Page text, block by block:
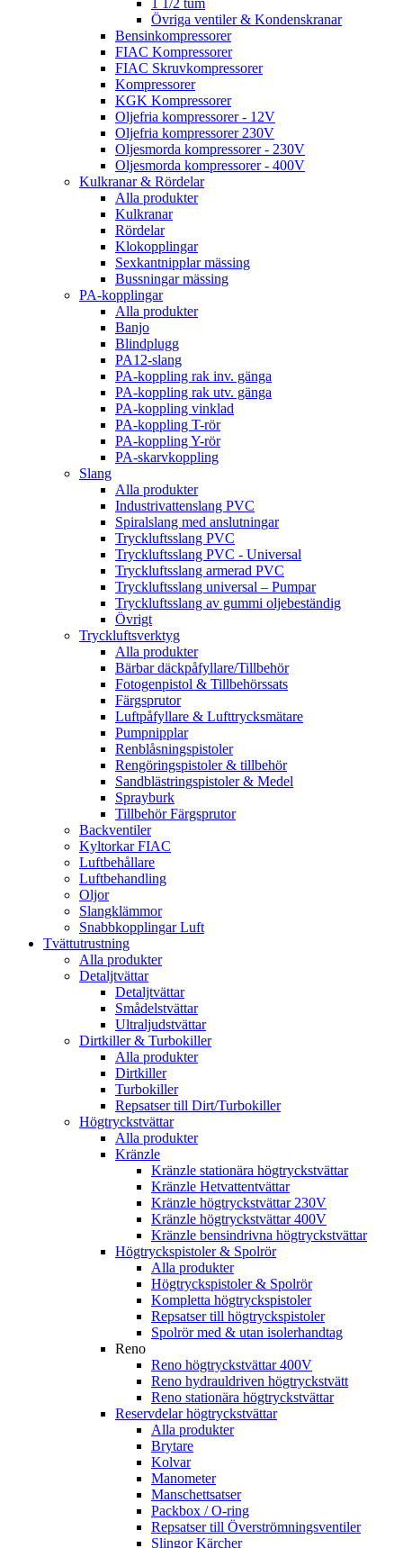
1 1/2 tum
Övriga ventiler & Kondenskranar
Bensinkompressorer
FIAC Kompressorer
FIAC Skruvkompressorer
Kompressorer
KGK Kompressorer
Oljefria kompressorer - 12V
Oljefria kompressorer 230V
Oljesmorda kompressorer - 230V
Oljesmorda kompressorer - 400V
Kulkranar & Rördelar
Alla produkter
Kulkranar
Rördelar
Klokopplingar
Sexkantnipplar mässing
Bussningar mässing
PA-kopplingar
Alla produkter
Banjo
Blindplugg
PA12-slang
PA-koppling rak inv. gänga
PA-koppling rak utv. gänga
PA-koppling vinklad
PA-koppling T-rör
PA-koppling Y-rör
PA-skarvkoppling
Slang
Alla produkter
Industrivattenslang PVC
Spiralslang med anslutningar
Tryckluftsslang PVC
Tryckluftsslang PVC - Universal
Tryckluftsslang armerad PVC
Tryckluftsslang universal – Pumpar
Tryckluftsslang av gummi oljebeständig
Övrigt
Tryckluftsverktyg
Alla produkter
Bärbar däckpåfyllare/Tillbehör
Fotogenpistol & Tillbehörssats
Färgsprutor
Luftpåfyllare & Lufttrycksmätare
Pumpnipplar
Renblåsningspistoler
Rengöringspistoler & tillbehör
Sandblästringspistoler & Medel
Sprayburk
Tillbehör Färgsprutor
Backventiler
Kyltorkar FIAC
Luftbehållare
Luftbehandling
Oljor
Slangklämmor
Snabbkopplingar Luft
Tvättutrustning
Alla produkter
Detaljtvättar
Detaljtvättar
Smådelstvättar
Ultraljudstvättar
Dirtkiller & Turbokiller
Alla produkter
Dirtkiller
Turbokiller
Repsatser till Dirt/Turbokiller
Högtryckstvättar
Alla produkter
Kränzle
Kränzle stationära högtryckstvättar
Kränzle Hetvattentvättar
Kränzle högtryckstvättar 230V
Kränzle högtryckstvättar 400V
Kränzle bensindrivna högtryckstvättar
Högtryckspistoler & Spolrör
Alla produkter
Högtryckspistoler & Spolrör
Kompletta högtryckspistoler
Repsatser till högtryckspistoler
Spolrör med & utan isolerhandtag
Reno
Reno högtryckstvättar 400V
Reno hydrauldriven högtryckstvätt
Reno stationära högtryckstvättar
Reservdelar högtryckstvättar
Alla produkter
Brytare
Kolvar
Manometer
Manschettsatser
Packbox / O-ring
Repsatser till Överströmningsventiler
Slingor Kärcher